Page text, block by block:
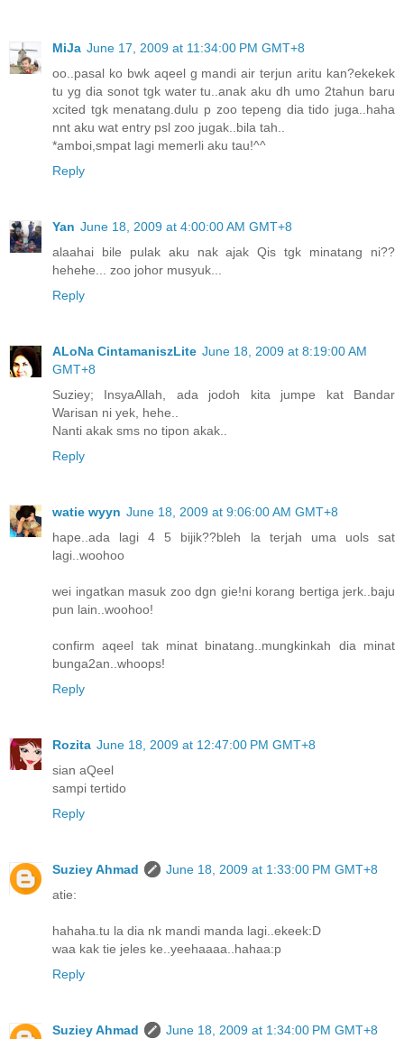
MiJa June 17, 2009 at 11:34:00 PM GMT+8
oo..pasal ko bwk aqeel g mandi air terjun aritu kan?ekekek
tu yg dia sonot tgk water tu..anak aku dh umo 2tahun baru
xcited tgk menatang.dulu p zoo tepeng dia tido juga..haha
nnt aku wat entry psl zoo jugak..bila tah..
*amboi,smpat lagi memerli aku tau!^^
Reply
Yan June 18, 2009 at 4:00:00 AM GMT+8
alaahai bile pulak aku nak ajak Qis tgk minatang ni??
hehehe... zoo johor musyuk...
Reply
ALoNa CintamaniszLite June 18, 2009 at 8:19:00 AM
GMT+8
Suziey; InsyaAllah, ada jodoh kita jumpe kat Bandar
Warisan ni yek, hehe..
Nanti akak sms no tipon akak..
Reply
watie wyyn June 18, 2009 at 9:06:00 AM GMT+8
hape..ada lagi 4 5 bijik??bleh la terjah uma uols sat
lagi..woohoo
wei ingatkan masuk zoo dgn gie!ni korang bertiga jerk..baju
pun lain..woohoo!
confirm aqeel tak minat binatang..mungkinkah dia minat
bunga2an..whoops!
Reply
Rozita June 18, 2009 at 12:47:00 PM GMT+8
sian aQeel
sampi tertido
Reply
Suziey Ahmad
June 18, 2009 at 1:33:00 PM GMT+8
atie:
hahaha.tu la dia nk mandi manda lagi..ekeek:D
waa kak tie jeles ke..yeehaaaa..hahaa:p
Reply
Suziey Ahmad
June 18, 2009 at 1:34:00 PM GMT+8